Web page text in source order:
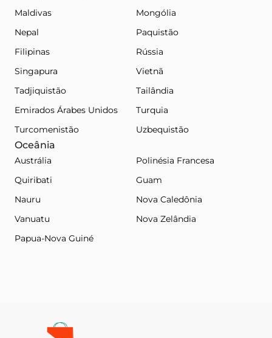
Maldivas
Mongólia
Nepal
Paquistão
Filipinas
Rússia
Singapura
Vietnã
Tadjiquistão
Tailândia
Emirados Árabes Unidos
Turquia
Turcomenistão
Uzbequistão
Oceânia
Austrália
Polinésia Francesa
Quiribati
Guam
Nauru
Nova Caledônia
Vanuatu
Nova Zelândia
Papua-Nova Guiné